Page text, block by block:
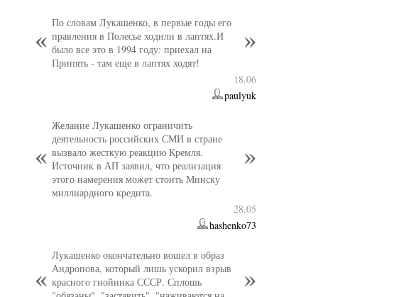
По словам Лукашенко, в первые годы его
правления в Полесье ходили в лаптях.И
было все это в 1994 году: приехал на
Припять - там еще в лаптях ходят!
18.06
paulyuk
Желание Лукашенко ограничить
деятельность российских СМИ в стране
вызвало жесткую реакцию Кремля.
Источник в АП заявил, что реализация
этого намерения может стоить Минску
миллиардного кредита.
28.05
hashenko73
Лукашенко окончательно вошел в образ
Андропова, который лишь ускорил взрыв
красного гнойника СССР. Сплошь